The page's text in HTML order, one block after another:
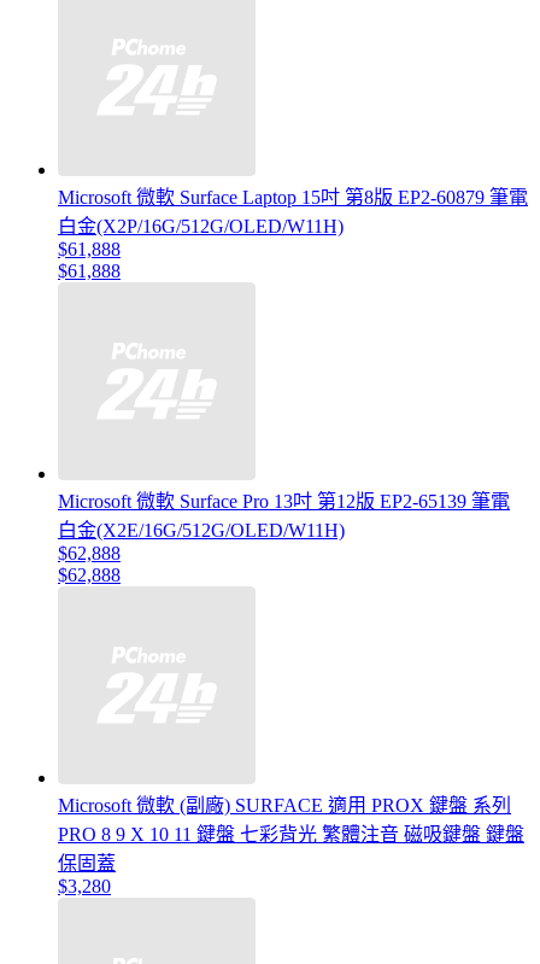
Microsoft 微軟 Surface Laptop 15吋 第8版 EP2-60879 筆電
白金(X2P/16G/512G/OLED/W11H)
$61,888
$61,888
Microsoft 微軟 Surface Pro 13吋 第12版 EP2-65139 筆電
白金(X2E/16G/512G/OLED/W11H)
$62,888
$62,888
Microsoft 微軟 (副廠) SURFACE 適用 PROX 鍵盤 系列
PRO 8 9 X 10 11 鍵盤 七彩背光 繁體注音 磁吸鍵盤 鍵盤
保固蓋
$3,280